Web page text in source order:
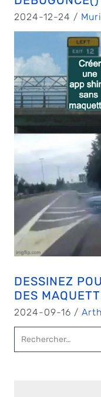
2024-12-24 /
DESSINEZ
DES
2024-09-16 /